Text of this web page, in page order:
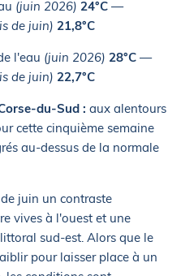
(juin 2026) 24°C —
de juin) 21,8°C
l'eau (juin 2026) 28°C —
de juin) 22,7°C
du-Sud : aux alentours
cette cinquième semaine
au-dessus de la normale
juin un contraste
vives à l'ouest et une
sud-est. Alors que le
pour laisser place à un